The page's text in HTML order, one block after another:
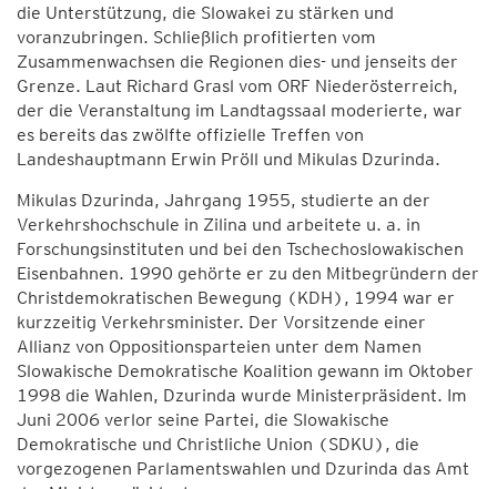
die Unterstützung, die Slowakei zu stärken und
voranzubringen. Schließlich profitierten vom
Zusammenwachsen die Regionen dies- und jenseits der
Grenze. Laut Richard Grasl vom ORF Niederösterreich,
der die Veranstaltung im Landtagssaal moderierte, war
es bereits das zwölfte offizielle Treffen von
Landeshauptmann Erwin Pröll und Mikulas Dzurinda.
Mikulas Dzurinda, Jahrgang 1955, studierte an der
Verkehrshochschule in Zilina und arbeitete u. a. in
Forschungsinstituten und bei den Tschechoslowakischen
Eisenbahnen. 1990 gehörte er zu den Mitbegründern der
Christdemokratischen Bewegung (KDH), 1994 war er
kurzzeitig Verkehrsminister. Der Vorsitzende einer
Allianz von Oppositionsparteien unter dem Namen
Slowakische Demokratische Koalition gewann im Oktober
1998 die Wahlen, Dzurinda wurde Ministerpräsident. Im
Juni 2006 verlor seine Partei, die Slowakische
Demokratische und Christliche Union (SDKU), die
vorgezogenen Parlamentswahlen und Dzurinda das Amt